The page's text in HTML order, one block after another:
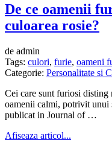
De ce oamenii
culoarea rosie?
de admin
Tags: culori, furie, oameni
Categorie: Personalitate si
Cei care sunt furiosi disting
oamenii calmi, potrivit unui
publicat in Journal of …
Afiseaza articol...